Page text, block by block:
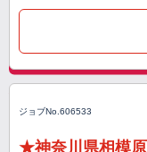
ジョブNo.606533
★神奈川県相模